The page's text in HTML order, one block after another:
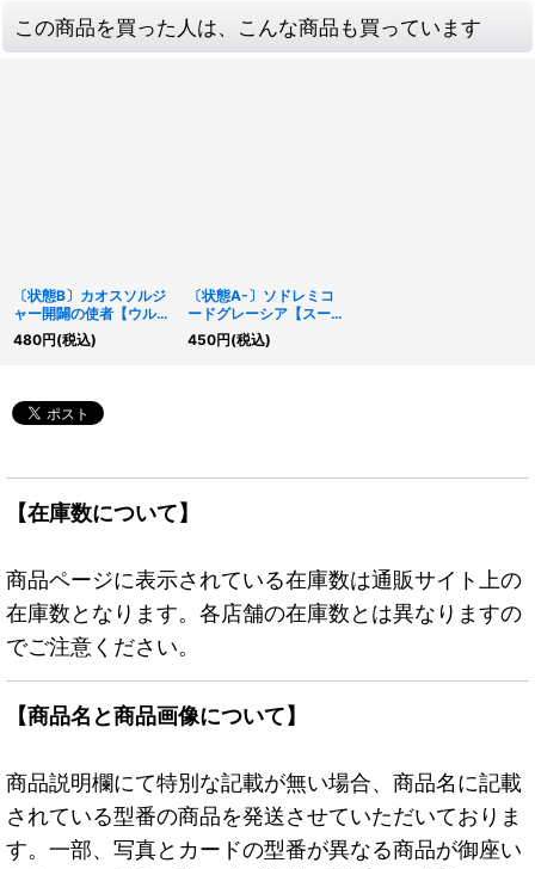
この商品を買った人は、こんな商品も買っています
〔状態B〕カオスソルジ
ャー開闢の使者【ウルト
ラ】{EE2-JP025}《モ
ンスター》
480円(税込)
〔状態A-〕ソドレミコ
ードグレーシア【スーパ
ー】{DBAG-JP018}
《モンスター》
450円(税込)
【在庫数について】
商品ページに表示されている在庫数は通販サイト上の
在庫数となります。各店舗の在庫数とは異なりますの
でご注意ください。
【商品名と商品画像について】
商品説明欄にて特別な記載が無い場合、商品名に記載
されている型番の商品を発送させていただいておりま
す。一部、写真とカードの型番が異なる商品が御座い